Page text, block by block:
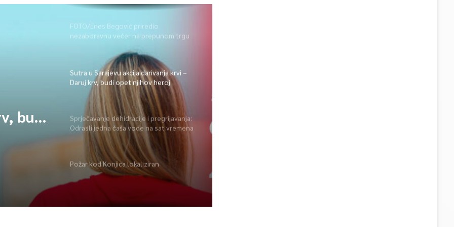
budi
FOTO/Enes Begović priredio
nezaboravnu večer na prepunom trgu
Sutra u Sarajevu akcija darivanja krvi –
Daruj krv, budi opet njihov heroj
Sprječavanje dehidracije i pregrijavanja:
Odrasli jedna čaša vode na sat vremena
Požar kod Konjica lokaliziran